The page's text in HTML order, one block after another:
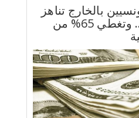
بالخارج تناهز
7 الاف مليون دينار.. وتغطي 65% من